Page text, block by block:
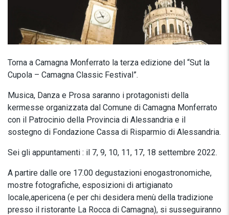
Torna a Camagna Monferrato la terza edizione del “Sut la
Cupola – Camagna Classic Festival”.
Musica, Danza e Prosa saranno i protagonisti della
kermesse organizzata dal Comune di Camagna Monferrato
con il Patrocinio della Provincia di Alessandria e il
sostegno di Fondazione Cassa di Risparmio di Alessandria.
Sei gli appuntamenti : il 7, 9, 10, 11, 17, 18 settembre 2022.
A partire dalle ore 17.00 degustazioni enogastronomiche,
mostre fotografiche, esposizioni di artigianato
locale,apericena (e per chi desidera menù della tradizione
presso il ristorante La Rocca di Camagna), si susseguiranno